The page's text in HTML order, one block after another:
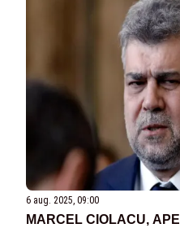
6 aug. 2025, 09:00
MARCEL CIOLACU,